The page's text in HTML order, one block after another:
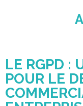
LE RGPD :
POUR LE